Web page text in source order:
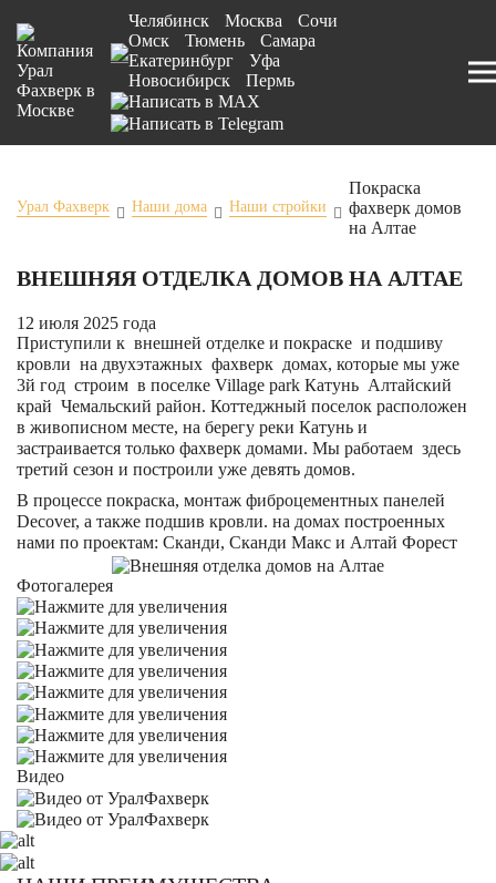
Челябинск Москва
Сочи
Омск
Тюмень
Самара
Екатеринбург
Уфа
Новосибирск
Пермь
Урал Фахверк Наши дома Наши стройки
Покраска
фахверк домов
на Алтае
ВНЕШНЯЯ ОТДЕЛКА ДОМОВ НА АЛТАЕ
12 июля 2025 года
Приступили к внешней отделке и покраске и подшиву
кровли на двухэтажных фахверк домах, которые мы уже
3й год строим в поселке Village park Катунь Алтайский
край Чемальский район. Коттеджный поселок расположен
в живописном месте, на берегу реки Катунь и
застраивается только фахверк домами. Мы работаем здесь
третий сезон и построили уже девять домов.
В процессе покраска, монтаж фиброцементных панелей
Decover, а также подшив кровли. на домах построенных
нами по проектам: Сканди, Сканди Макс и Алтай Форест
Фотогалерея
Видео